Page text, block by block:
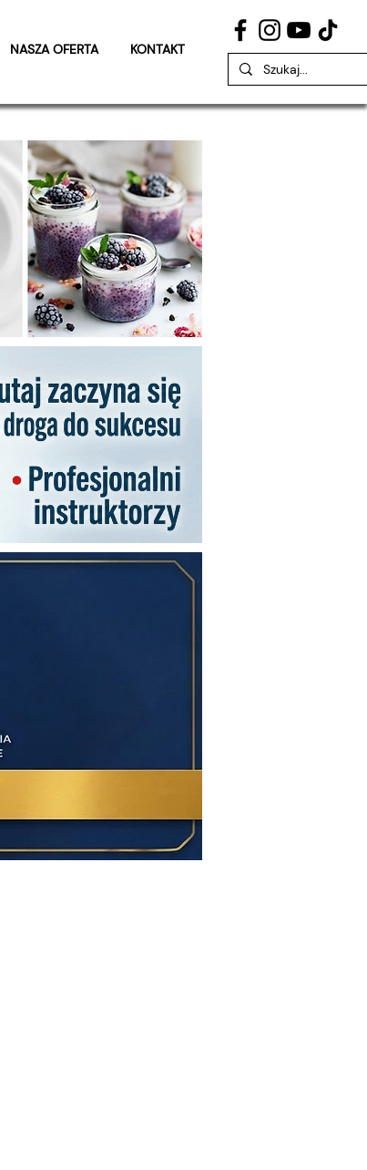
NASZA OFERTA KONTAKT